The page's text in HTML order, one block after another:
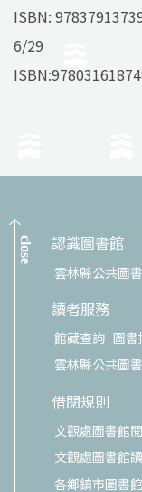
ISBN:
6/29
close 認識圖書館
雲林縣公共圖
讀者服務
館藏查詢 圖書
雲林縣公共圖
借閱規則
文觀處圖書館
文觀處圖書館
各鄉鎮市圖書